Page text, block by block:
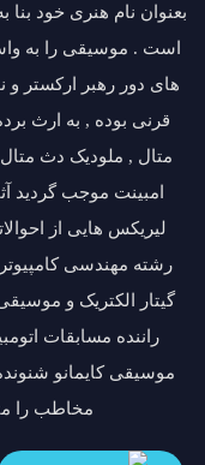
بعنوان نام هنری خود بنا
است . موسیقی را به
های دور رهبر ارکستر
قرنی بوده , به ارث
متال , ملودیک دث متال
امبینت موجب گردید
لیریکس هایی از
رشته مهندسی کامپیوتر
گیتار الکتریک و
راننده مسابقات
موسیقی کایمانو
مخاطب را